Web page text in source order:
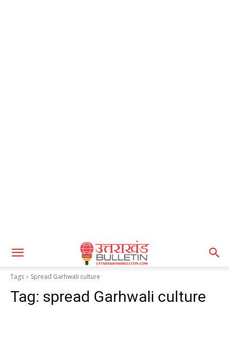
Tags Spread Garhwali culture
Tag: spread Garhwali culture